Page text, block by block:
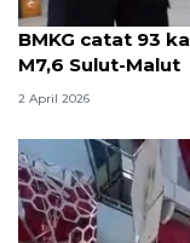
BMKG catat 93
M7,6 Sulut-Malut
2 April 2026